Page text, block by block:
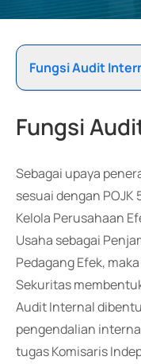
Fungsi Audit
Fungsi
Sebagai upaya
sesuai dengan POJK
Kelola Perusahaan
Usaha sebagai
Pedagang Efek,
Sekuritas
Audit Internal
pengendalian
tugas Komisaris